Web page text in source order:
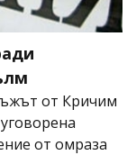
от Кричим
от омраза